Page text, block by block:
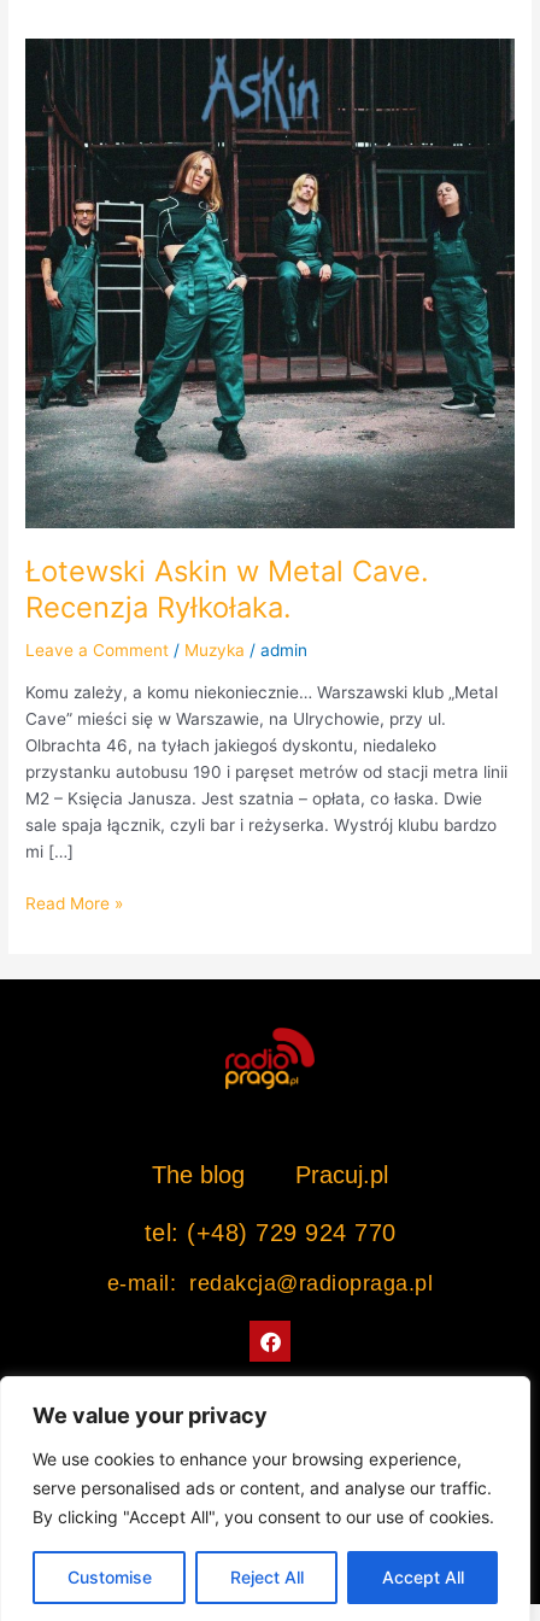
We value your privacy
We use cookies to enhance your browsing experience,
serve personalised ads or content, and analyse our traffic.
By clicking "Accept All", you consent to our use of cookies.
Customise Reject All Accept All
Łotewski Askin w Metal Cave.
Recenzja Ryłkołaka.
Leave a Comment / Muzyka /admin
Komu zależy, a komu niekoniecznie… Warszawski klub „Metal
Cave” mieści się w Warszawie, na Ulrychowie, przy ul.
Olbrachta 46, na tyłach jakiegoś dyskontu, niedaleko
przystanku autobusu 190 i paręset metrów od stacji metra linii
M2 – Księcia Janusza. Jest szatnia – opłata, co łaska. Dwie
sale spaja łącznik, czyli bar i reżyserka. Wystrój klubu bardzo
mi […]
Łotewski
Askin
Metal
Cave.
Recenzja
Ryłkołaka.
Read More »
The blog Pracuj.pl
tel: (+48) 729 924 770
e-mail: redakcja@radiopraga.pl
F
a
c
o
k
Współpracujemy z Muzeum Warszawskiej Pragi
© 2022 All rights Reserved. Radiopraga.pl
Projekt strony internetowej: tomasz-kaminski.pl